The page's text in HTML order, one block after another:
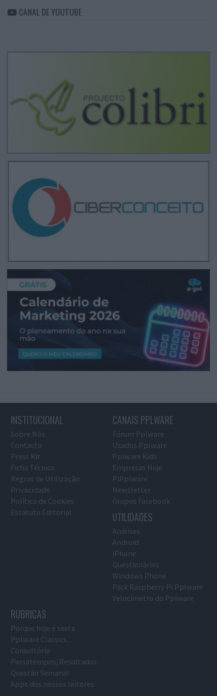
CANAL DE YOUTUBE
INSTITUCIONAL
Sobre Nós
Contacto
Press Kit
Ficha Técnica
Regras de Utilização
Privacidade
Política de Cookies
Estatuto Editorial
CANAIS PPLWARE
Fórum Pplware
Usados Pplware
Pplware Kids
Empresas Hoje
PiPplware
Newsletter
Grupos Facebook
UTILIDADES
Análises
Android
iPhone
Questionários
Windows Phone
Pack Raspberry Pi Pplware
Velocímetro do Pplware
RUBRICAS
Porque hoje é sexta
Pplware Classics…
Consultório
Passatempos/Resultados
Questão Semanal
Apps dos nossos leitores